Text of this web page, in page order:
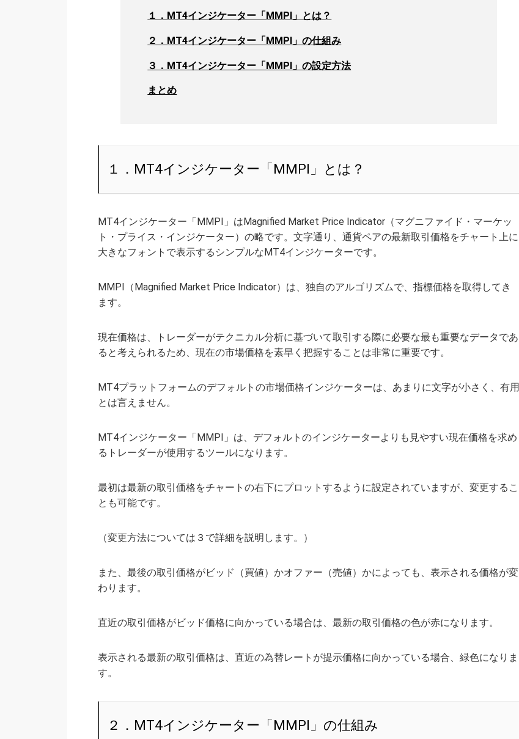
１．MT4インジケーター「MMPI」とは？
２．MT4インジケーター「MMPI」の仕組み
３．MT4インジケーター「MMPI」の設定方法
まとめ
１．MT4インジケーター「MMPI」とは？
MT4インジケーター「MMPI」はMagnified Market Price Indicator（マグニファイド・マーケッ
ト・プライス・インジケーター）の略です。文字通り、通貨ペアの最新取引価格をチャート上に
大きなフォントで表示するシンプルなMT4インジケーターです。
MMPI（Magnified Market Price Indicator）は、独自のアルゴリズムで、指標価格を取得してき
ます。
現在価格は、トレーダーがテクニカル分析に基づいて取引する際に必要な最も重要なデータであ
ると考えられるため、現在の市場価格を素早く把握することは非常に重要です。
MT4プラットフォームのデフォルトの市場価格インジケーターは、あまりに文字が小さく、有用
とは言えません。
MT4インジケーター「MMPI」は、デフォルトのインジケーターよりも見やすい現在価格を求め
るトレーダーが使用するツールになります。
最初は最新の取引価格をチャートの右下にプロットするように設定されていますが、変更するこ
とも可能です。
（変更方法については３で詳細を説明します。）
また、最後の取引価格がビッド（買値）かオファー（売値）かによっても、表示される価格が変
わります。
直近の取引価格がビッド価格に向かっている場合は、最新の取引価格の色が赤になります。
表示される最新の取引価格は、直近の為替レートが提示価格に向かっている場合、緑色になりま
す。
２．MT4インジケーター「MMPI」の仕組み